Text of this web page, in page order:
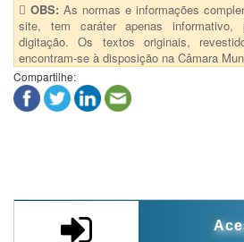
OBS: As normas e informações
site, tem caráter apenas informativo,
digitação. Os textos originais,
encontram-se à disposição na Câmara
Compartilhe: